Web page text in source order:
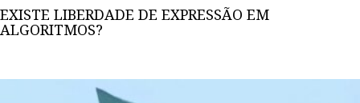
EXISTE LIBERDADE DE EXPRESSÃO EM
ALGORITMOS?